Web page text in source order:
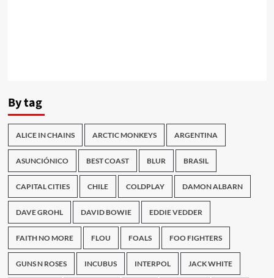
By tag
ALICE IN CHAINS ARCTIC MONKEYS ARGENTINA
ASUNCIÓNICO BEST COAST BLUR BRASIL
CAPITAL CITIES CHILE COLDPLAY DAMON ALBARN
DAVE GROHL DAVID BOWIE EDDIE VEDDER
FAITH NO MORE FLOU FOALS FOO FIGHTERS
GUNS N ROSES INCUBUS INTERPOL JACK WHITE